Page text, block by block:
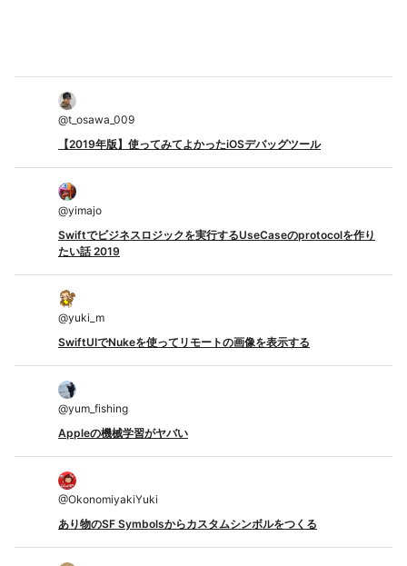
@t_osawa_009
【2019年版】使ってみてよかったiOSデバッグツール
@yimajo
Swiftでビジネスロジックを実行するUseCaseのprotocolを作り
たい話 2019
@yuki_m
SwiftUIでNukeを使ってリモートの画像を表示する
@yum_fishing
Appleの機械学習がヤバい
@OkonomiyakiYuki
あり物のSF Symbolsからカスタムシンボルをつくる